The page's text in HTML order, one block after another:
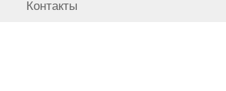
Контакты